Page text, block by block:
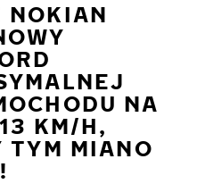
NOKIAN
NA
KM/H,
TYM MIANO